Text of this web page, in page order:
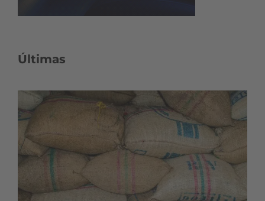
Últimas